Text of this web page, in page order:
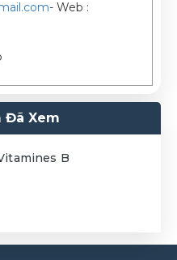
- Web :
Đã Xem
B